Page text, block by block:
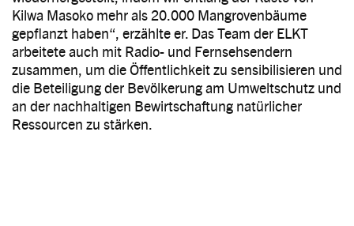
Kilwa Masoko mehr als 20.000 Mangrovenbäume
gepflanzt haben“, erzählte er. Das Team der ELKT
arbeitete auch mit Radio- und Fernsehsendern
zusammen, um die Öffentlichkeit zu sensibilisieren und
die Beteiligung der Bevölkerung am Umweltschutz und
an der nachhaltigen Bewirtschaftung natürlicher
Ressourcen zu stärken.